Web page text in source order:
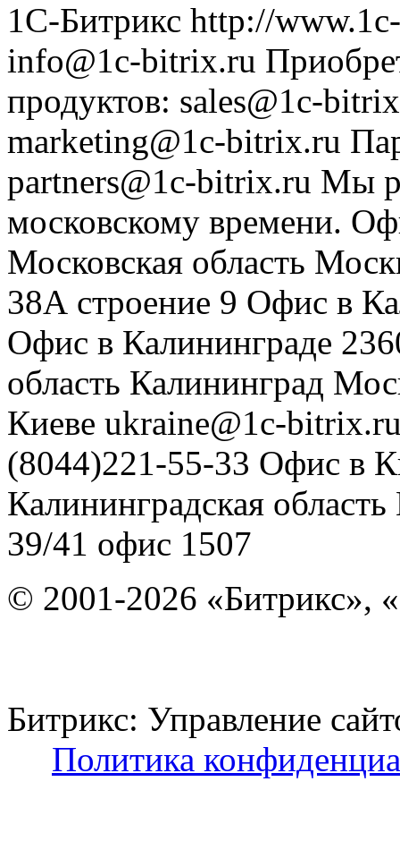
1С-Битрикс http://
info@1c-bitrix.ru
продуктов: sales@1c-
marketing@1c-bitrix.ru
partners@1c-bitrix.ru Мы
московскому времени.
Московская область
38А строение 9 Офис в
Офис в Калининграде
область Калининград
Киеве ukraine@1c-
(8044)221-55-33 Офис в
Калининградская область
39/41 офис 1507
© 2001-2026 «Битрикс»,
Битрикс: Управление
Политика